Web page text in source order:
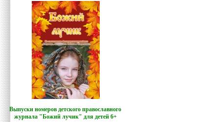
Выпуски номеров детского православного
журнала "Божий лучик" для детей 6+